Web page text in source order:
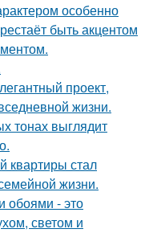
особенно
быть акцентом
проект,
жизни.
тонах выглядит
квартиры стал
жизни.
обоями - это
светом и